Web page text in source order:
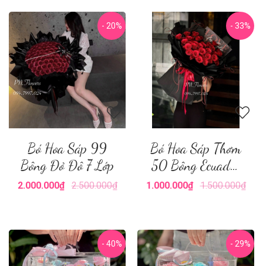
- 20%
Bó Hoa Sáp 99
Bông Đỏ Đô 7 Lớp
2.000.000₫ 2.500.000₫
- 33%
Bó Hoa Sáp Thơm
50 Bông Ecuador
Tone Đỏ Đô
1.000.000₫ 1.500.000₫
- 40% - 29%